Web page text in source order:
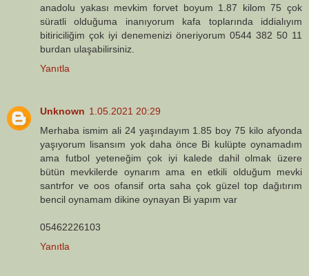
anadolu yakası mevkim forvet boyum 1.87 kilom 75 çok
süratli olduğuma inanıyorum kafa toplarında iddialıyım
bitiriciliğim çok iyi denemenizi öneriyorum 0544 382 50 11
burdan ulaşabilirsiniz.
Yanıtla
Unknown 1.05.2021 20:29
Merhaba ismim ali 24 yaşındayım 1.85 boy 75 kilo afyonda
yaşıyorum lisansım yok daha önce Bi kulüpte oynamadım
ama futbol yeteneğim çok iyi kalede dahil olmak üzere
bütün mevkilerde oynarım ama en etkili olduğum mevki
santrfor ve oos ofansif orta saha çok güzel top dağıtırım
bencil oynamam dikine oynayan Bi yapım var
05462226103
Yanıtla